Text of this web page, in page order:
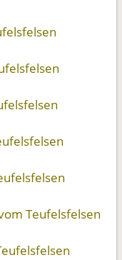
Teufelsfelsen